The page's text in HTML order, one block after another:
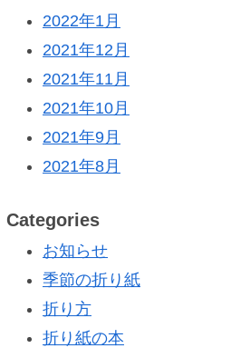
2022年1月
2021年12月
2021年11月
2021年10月
2021年9月
2021年8月
Categories
お知らせ
季節の折り紙
折り方
折り紙の本